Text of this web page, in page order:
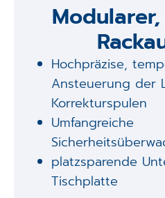
Hochpräzise,
Ansteuerung der
Korrekturspulen
Umfangreiche
platzsparende
Tischplatte